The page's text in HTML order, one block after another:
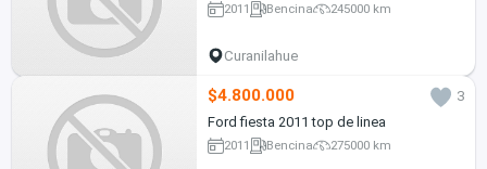
2011 Bencina 245000 km
Curanilahue
$4.800.000
3
Ford fiesta 2011 top de linea
2011 Bencina 275000 km